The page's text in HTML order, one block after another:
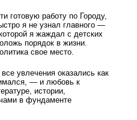
готовую работу по Городу,
я не узнал главного —
я жаждал с детских
порядок в жизни.
свое место.
увлечения оказались как
— и любовь к
истории,
в фундаменте